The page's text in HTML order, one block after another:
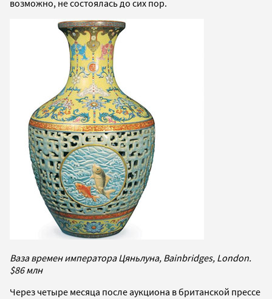
возможно, не состоялась до сих пор.
Ваза времен императора Цяньлуна, Bainbridges, London.
$86 млн
Через четыре месяца после аукциона в британской прессе